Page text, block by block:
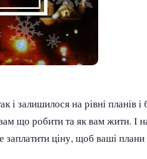
залишилося на рівні планів і
що робити та як вам жити. І
ціну, щоб ваші плани